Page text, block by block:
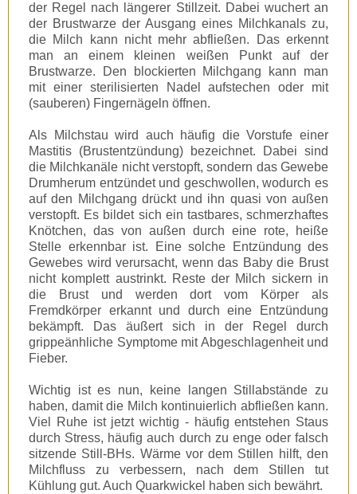
der Regel nach längerer Stillzeit. Dabei wuchert an
der Brustwarze der Ausgang eines Milchkanals zu,
die Milch kann nicht mehr abfließen. Das erkennt
man an einem kleinen weißen Punkt auf der
Brustwarze. Den blockierten Milchgang kann man
mit einer sterilisierten Nadel aufstechen oder mit
(sauberen) Fingernägeln öffnen.
Als Milchstau wird auch häufig die Vorstufe einer
Mastitis (Brustentzündung) bezeichnet. Dabei sind
die Milchkanäle nicht verstopft, sondern das Gewebe
Drumherum entzündet und geschwollen, wodurch es
auf den Milchgang drückt und ihn quasi von außen
verstopft. Es bildet sich ein tastbares, schmerzhaftes
Knötchen, das von außen durch eine rote, heiße
Stelle erkennbar ist. Eine solche Entzündung des
Gewebes wird verursacht, wenn das Baby die Brust
nicht komplett austrinkt. Reste der Milch sickern in
die Brust und werden dort vom Körper als
Fremdkörper erkannt und durch eine Entzündung
bekämpft. Das äußert sich in der Regel durch
grippeänhliche Symptome mit Abgeschlagenheit und
Fieber.
Wichtig ist es nun, keine langen Stillabstände zu
haben, damit die Milch kontinuierlich abfließen kann.
Viel Ruhe ist jetzt wichtig - häufig entstehen Staus
durch Stress, häufig auch durch zu enge oder falsch
sitzende Still-BHs. Wärme vor dem Stillen hilft, den
Milchfluss zu verbessern, nach dem Stillen tut
Kühlung gut. Auch Quarkwickel haben sich bewährt.